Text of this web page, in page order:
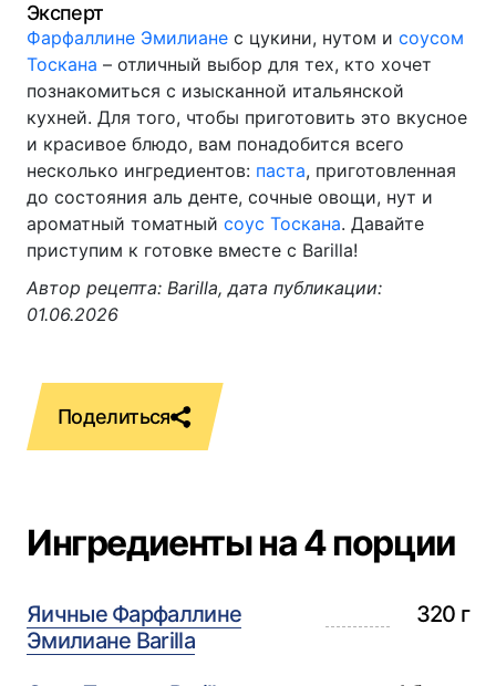
Эксперт
Фарфаллине Эмилиане с цукини, нутом и соусом
Тоскана – отличный выбор для тех, кто хочет
познакомиться с изысканной итальянской
кухней. Для того, чтобы приготовить это вкусное
и красивое блюдо, вам понадобится всего
несколько ингредиентов: паста, приготовленная
до состояния аль денте, сочные овощи, нут и
ароматный томатный соус Тоскана. Давайте
приступим к готовке вместе с Barilla!
Автор рецепта: Barilla, дата публикации:
01.06.2026
Ингредиенты на 4 порции
Яичные Фарфаллине
Эмилиане Barilla
320 г